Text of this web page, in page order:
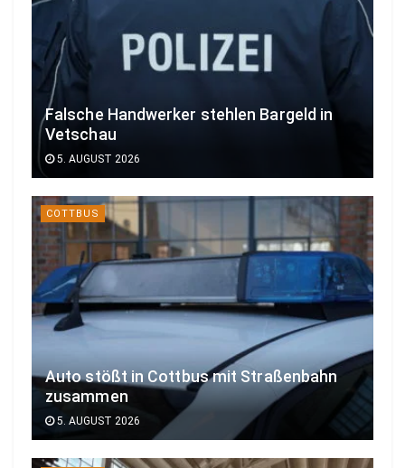
Falsche Handwerker stehlen Bargeld in
Vetschau
5. AUGUST 2026
COTTBUS
Auto stößt in Cottbus mit Straßenbahn
zusammen
5. AUGUST 2026